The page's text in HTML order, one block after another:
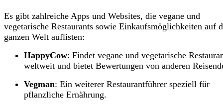
Es gibt zahlreiche Apps und Websites, die vegane und
vegetarische Restaurants sowie Einkaufsmöglichkeiten auf
ganzen Welt auflisten:
HappyCow: Findet vegane und vegetarische
weltweit und bietet Bewertungen von anderen
Vegman: Ein weiterer Restaurantführer speziell für
pflanzliche Ernährung.